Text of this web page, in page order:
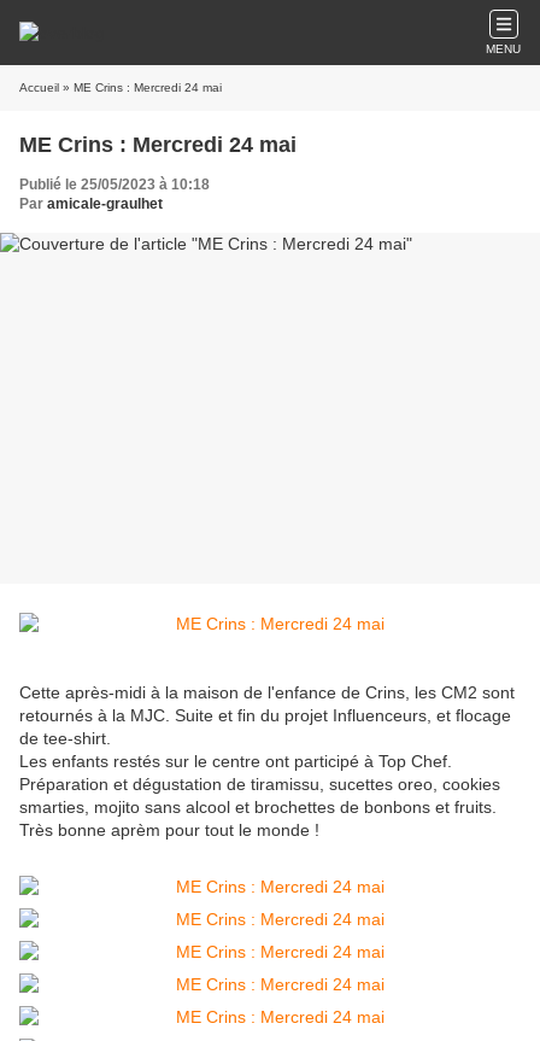
MENU
Accueil » ME Crins : Mercredi 24 mai
ME Crins : Mercredi 24 mai
Publié le 25/05/2023 à 10:18
Par amicale-graulhet
Cette après-midi à la maison de l'enfance de Crins, les CM2 sont
retournés à la MJC. Suite et fin du projet Influenceurs, et flocage
de tee-shirt.
Les enfants restés sur le centre ont participé à Top Chef.
Préparation et dégustation de tiramissu, sucettes oreo, cookies
smarties, mojito sans alcool et brochettes de bonbons et fruits.
Très bonne aprèm pour tout le monde !